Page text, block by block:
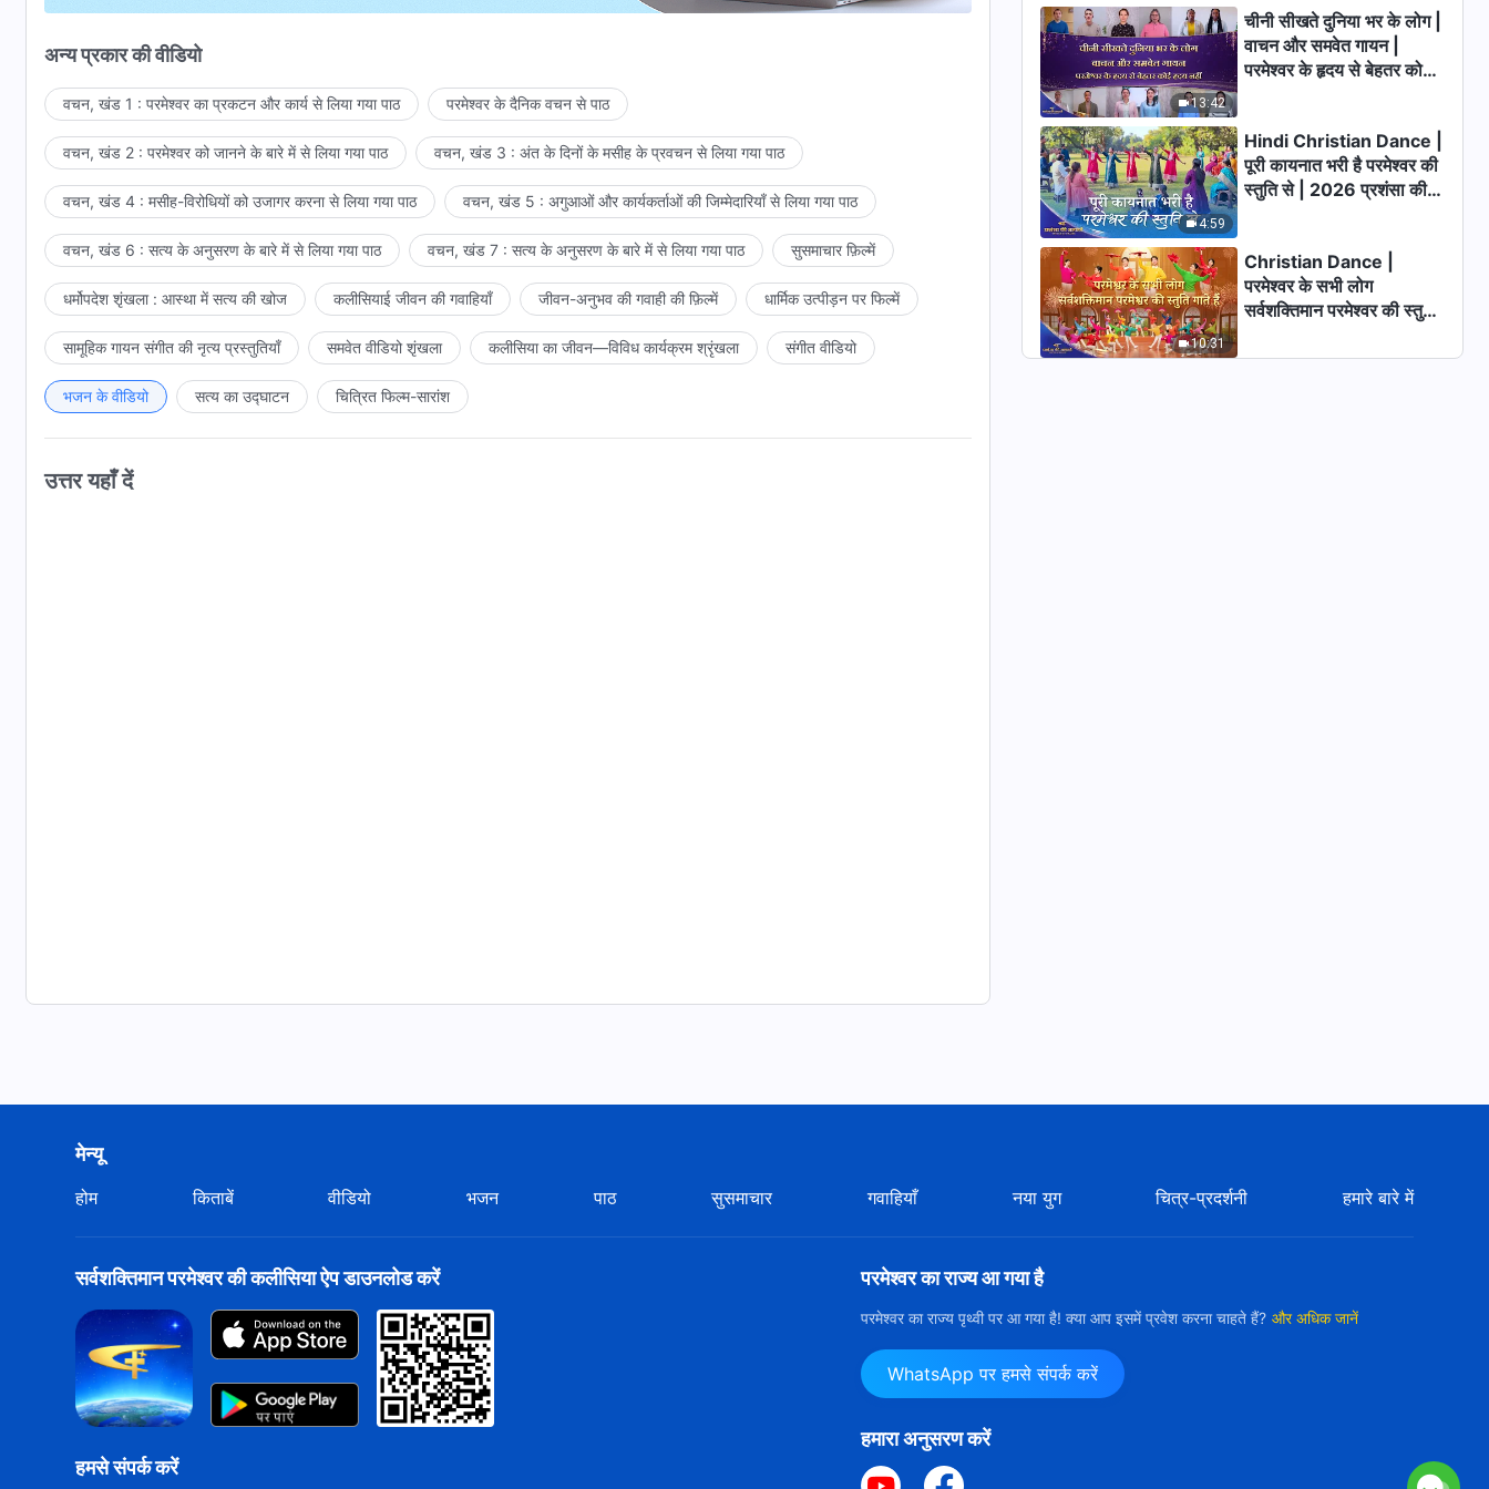
6:11
With Lyrics
1:25:13
Praise Song Collection -
Hindi Christian Songs With
Lyrics
5:43
विश्राम में प्रवेश करने की मानवता के लिए
एकमात्र राह | Hindi Christian
Song With Lyrics
5:47
Hindi Christian Song | सत्य को
स्वीकारने वाले ही परमेश्वर की वाणी सुन
सकते हैं (Lyrics)
बिन कुछ कहे की सेवा विनम्रता से,
मर्ज़ी ईश-पिता की और इंसानियत के लिए।
अनुग्रह के युग से बड़े जोखिम उठा के
आया परमेश्वर वहाँ जहाँ लाल अजगर रहे,
बेचारे इंसानों को बचाने में
अपनी परवाह और सोच लगाए हुए।
मर्ज़ी ईश-पिता की और इंसानियत के लिए,
सहा है दर्द जो इंसान ने देखा नहीं,
बिन कुछ कहे की सेवा विनम्रता से,
https://youtu.be/m5yxKC6JsBc
के प्रकट होने और उनका काम, परमेश्वर
दूसरे आगमन, अंतिम दिनों के मसीह की वजह से किया गया था। यह उन सभी लोगों से बना है जो अंतिम दिनों में सर्वशक्तिमान परमेश्वर के कार्य को
स्वीकार करते हैं और उसके वचनों के द्वारा जीते और बचाए जाते हैं। यह पूरी तरह से सर्वशक्तिमान परमेश्वर द्वारा व्यक्तिगत रूप से स्थापित किया गया
जीवन है। परमेश्वर की भेड़ परमेश्वर की आवाज़ सुनती है। जब तक आप सर्वशक्तिमान परमेश्वर के वचनों को पढ़ते हैं, आप देखेंगे कि परमेश्वर प्रकट
हो गए हैं।
Whatsapp: +91-875-396-2907
विशेष वक्तव्य: यह वीडियो प्रस्तुति सर्वशक्तिमान परमेश्वर के कलीसिया द्वारा लाभ-के-लिए-नहीं (नॉट-फॉर प्रॉफिट) रचना के रूप में तैयार की
गई थी। यह वीडियो किसी भी तीसरे पक्ष को लाभ के लिए वितरित नहीं किया जा सकता है, और हमें आशा है कि हर कोई इसे खुले तौर पर साझा और
अन्य प्रकार की वीडियो
वचन, खंड 1 : परमेश्वर का प्रकटन और कार्य से लिया गया पाठ परमेश्वर के दैनिक वचन से पाठ
वचन, खंड 2 : परमेश्वर को जानने के बारे में से लिया गया पाठ वचन, खंड 3 : अंत के दिनों के मसीह के प्रवचन से लिया गया पाठ
वचन, खंड 4 : मसीह-विरोधियों को उजागर करना से लिया गया पाठ वचन, खंड 5 : अगुआओं और कार्यकर्ताओं की जिम्मेदारियाँ से लिया गया पाठ
वचन, खंड 6 : सत्य के अनुसरण के बारे में से लिया गया पाठ वचन, खंड 7 : सत्य के अनुसरण के बारे में से लिया गया पाठ सुसमाचार फ़िल्में
धर्मोपदेश शृंखला : आस्था में सत्य की खोज कलीसियाई जीवन की गवाहियाँ जीवन-अनुभव की गवाही की फ़िल्में धार्मिक उत्पीड़न पर फिल्में
सामूहिक गायन संगीत की नृत्य प्रस्तुतियाँ समवेत वीडियो शृंखला कलीसिया का जीवन—विविध कार्यक्रम श्रृंखला संगीत वीडियो
भजन के वीडियो सत्य का उद्घाटन चित्रित फिल्म-सारांश
उत्तर यहाँ दें
13:42
चीनी सीखते दुनिया भर के लोग |
वाचन और समवेत गायन |
परमेश्वर के हृदय से बेहतर कोई
4:59
Hindi Christian Dance |
पूरी कायनात भरी है परमेश्वर की
स्तुति से | 2026 प्रशंसा की
10:31
Christian Dance |
परमेश्वर के सभी लोग
सर्वशक्तिमान परमेश्वर की स्तुति
आवाजें
मेन्यू
होम किताबें वीडियो भजन पाठ सुसमाचार गवाहियाँ नया युग चित्र-प्रदर्शनी हमारे बारे में
सर्वशक्तिमान परमेश्वर की कलीसिया ऐप डाउनलोड करें
हमसे संपर्क करें
परमेश्वर का राज्य आ गया है
परमेश्वर का राज्य पृथ्वी पर आ गया है! क्या आप इसमें प्रवेश करना चाहते हैं? और अधिक जानें
WhatsApp पर हमसे संपर्क करें
हमारा अनुसरण करें